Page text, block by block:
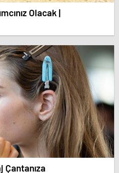
Olacak |
Çantanıza